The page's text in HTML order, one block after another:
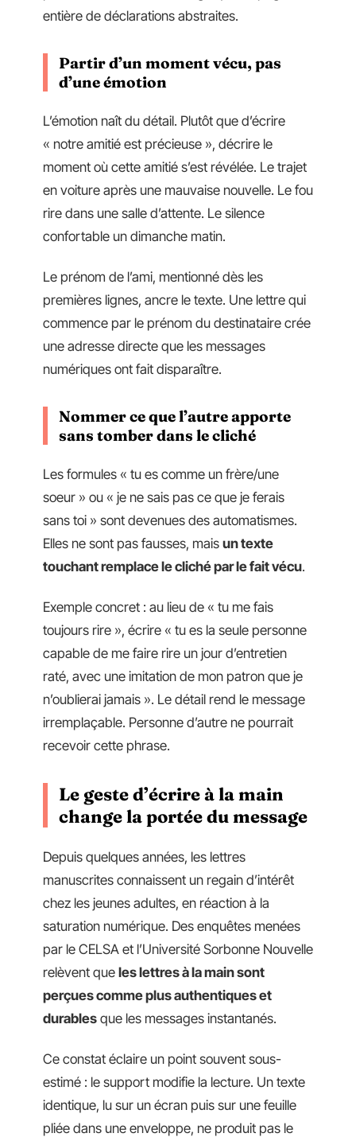
entière de déclarations abstraites.
Partir d’un moment vécu, pas
d’une émotion
L’émotion naît du détail. Plutôt que d’écrire
« notre amitié est précieuse », décrire le
moment où cette amitié s’est révélée. Le trajet
en voiture après une mauvaise nouvelle. Le fou
rire dans une salle d’attente. Le silence
confortable un dimanche matin.
Le prénom de l’ami, mentionné dès les
premières lignes, ancre le texte. Une lettre qui
commence par le prénom du destinataire crée
une adresse directe que les messages
numériques ont fait disparaître.
Nommer ce que l’autre apporte
sans tomber dans le cliché
Les formules « tu es comme un frère/une
soeur » ou « je ne sais pas ce que je ferais
sans toi » sont devenues des automatismes.
Elles ne sont pas fausses, mais un texte
touchant remplace le cliché par le fait vécu.
Exemple concret : au lieu de « tu me fais
toujours rire », écrire « tu es la seule personne
capable de me faire rire un jour d’entretien
raté, avec une imitation de mon patron que je
n’oublierai jamais ». Le détail rend le message
irremplaçable. Personne d’autre ne pourrait
recevoir cette phrase.
Le geste d’écrire à la main
change la portée du message
Depuis quelques années, les lettres
manuscrites connaissent un regain d’intérêt
chez les jeunes adultes, en réaction à la
saturation numérique. Des enquêtes menées
par le CELSA et l’Université Sorbonne Nouvelle
relèvent que les lettres à la main sont
perçues comme plus authentiques et
durables que les messages instantanés.
Ce constat éclaire un point souvent sous-
estimé : le support modifie la lecture. Un texte
identique, lu sur un écran puis sur une feuille
pliée dans une enveloppe, ne produit pas le